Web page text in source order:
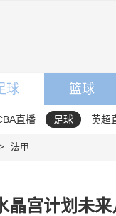
球 篮球
直播 足球 英超
法甲
晶宫计划未